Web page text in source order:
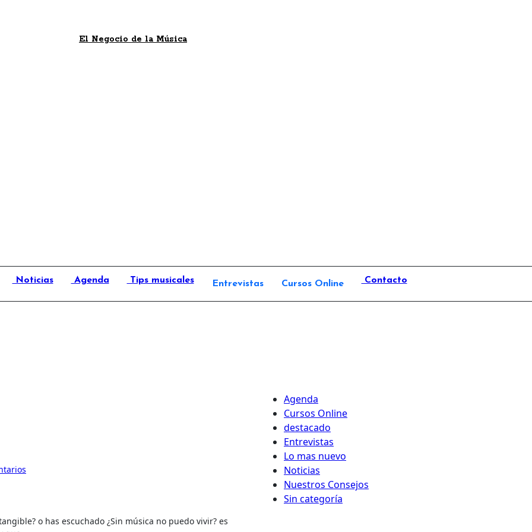
El Negocio de la Música
Noticias Agenda Tips musicales Entrevistas Cursos Online Contacto
Agenda
Cursos Online
destacado
Entrevistas
Lo mas nuevo
Noticias
Nuestros Consejos
Sin categoría